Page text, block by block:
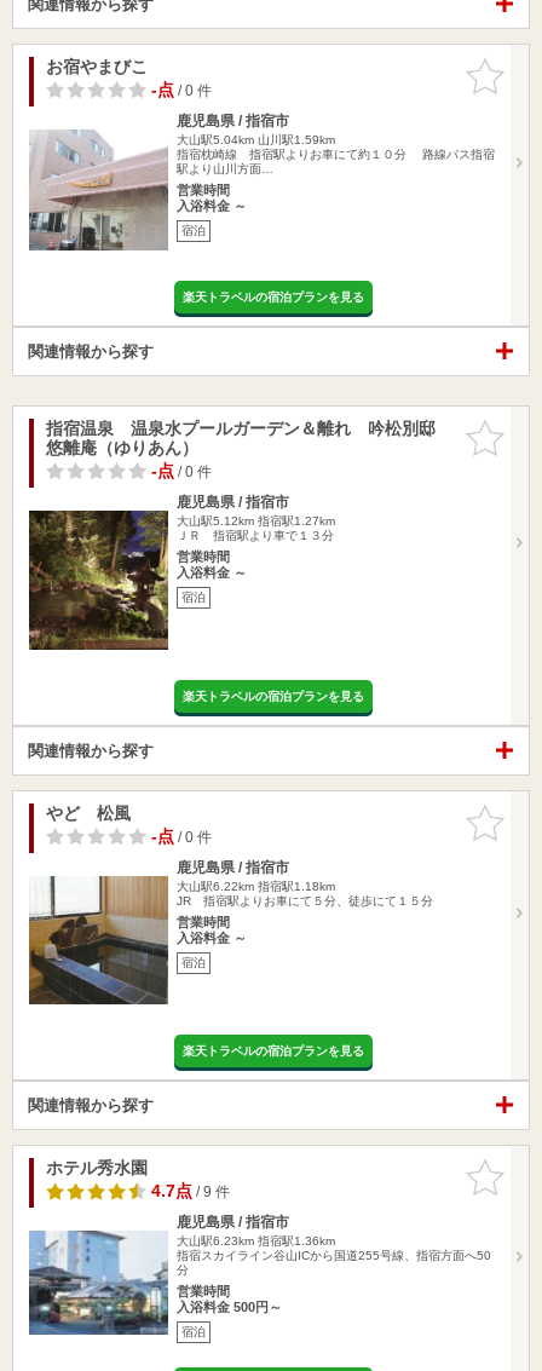
関連情報から探す
お気に入
りに追加
お宿やまびこ
-点/ 0 件
鹿児島県 / 指宿市
大山駅5.04km 山川駅1.59km
指宿枕崎線 指宿駅よりお車にて約１０分 路線バス指宿
駅より山川方面…
営業時間
入浴料金 ～
宿泊
楽天トラベルの宿泊プランを見る
関連情報から探す
お気に入
りに追加
指宿温泉 温泉水プールガーデン＆離れ 吟松別邸
悠離庵（ゆりあん）
-点/ 0 件
鹿児島県 / 指宿市
大山駅5.12km 指宿駅1.27km
ＪＲ 指宿駅より車で１３分
営業時間
入浴料金 ～
宿泊
楽天トラベルの宿泊プランを見る
関連情報から探す
お気に入
りに追加
やど 松風
-点/ 0 件
鹿児島県 / 指宿市
大山駅6.22km 指宿駅1.18km
JR 指宿駅よりお車にて５分、徒歩にて１５分
営業時間
入浴料金 ～
宿泊
楽天トラベルの宿泊プランを見る
関連情報から探す
お気に入
りに追加
ホテル秀水園
4.7点/ 9 件
鹿児島県 / 指宿市
大山駅6.23km 指宿駅1.36km
指宿スカイライン谷山ICから国道255号線、指宿方面へ50
分
営業時間
入浴料金 500円～
宿泊